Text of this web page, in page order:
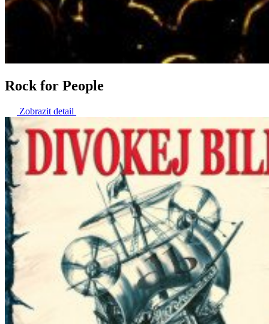
Rock for People
Zobrazit detail